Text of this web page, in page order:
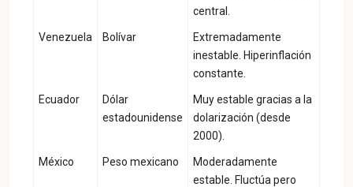
central.
Venezuela Bolívar
Extremadamente
inestable. Hiperinflación
constante.
Ecuador
Dólar
estadounidense
Muy estable gracias a la
dolarización (desde
2000).
México Peso mexicano
Moderadamente
estable. Fluctúa pero